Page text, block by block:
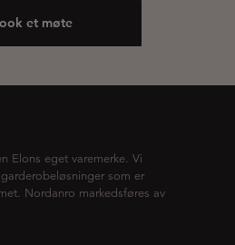
et møte
Elons eget varemerke. Vi
som er
Nordanro markedsføres av